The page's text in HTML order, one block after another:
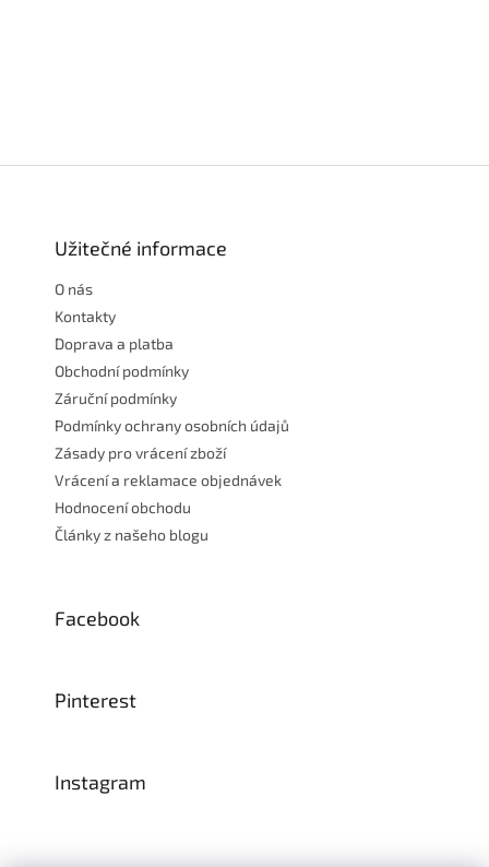
Užitečné informace
O nás
Kontakty
Doprava a platba
Obchodní podmínky
Záruční podmínky
Podmínky ochrany osobních údajů
Zásady pro vrácení zboží
Vrácení a reklamace objednávek
Hodnocení obchodu
Články z našeho blogu
Facebook
Pinterest
Instagram